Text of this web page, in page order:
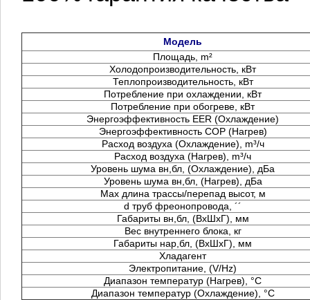
Модель
Площадь, m²
Холодопроизводительность, кВт
Теплопроизводительность, кВт
Потребление при охлаждении, кВт
Потребление при обогреве, кВт
Энергоэффективность EER (Охлаждение)
Энергоэффективность COP (Нагрев)
Расход воздуха (Охлаждение), m³/ч
Расход воздуха (Нагрев), m³/ч
Уровень шума вн,бл, (Охлаждение), дБа
Уровень шума вн,бл, (Нагрев), дБа
Max длина трассы/перепад высот, м
d труб фреонопровода, ´´
Габариты вн,бл, (ВхШхГ), мм
Вес внутреннего блока, кг
Габариты нар,бл, (ВхШхГ), мм
Хладагент
Электропитание, (V/Hz)
Диапазон температур (Нагрев), °C
Диапазон температур (Охлаждение), °C